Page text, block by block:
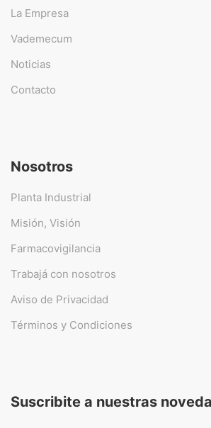
La Empresa
Vademecum
Noticias
Contacto
Nosotros
Planta Industrial
Misión, Visión
Farmacovigilancia
Trabajá con nosotros
Aviso de Privacidad
Términos y Condiciones
Suscribite a nuestras